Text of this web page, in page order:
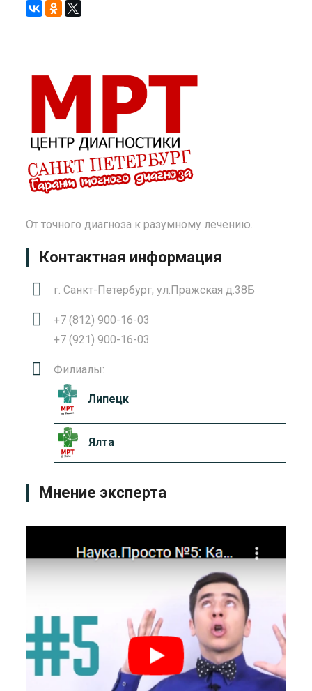
От точного диагноза к разумному лечению.
Контактная информация
г. Санкт-Петербург, ул.Пражская д.38Б
+7 (812) 900-16-03
+7 (921) 900-16-03
Филиалы:
Липецк
Ялта
Мнение эксперта